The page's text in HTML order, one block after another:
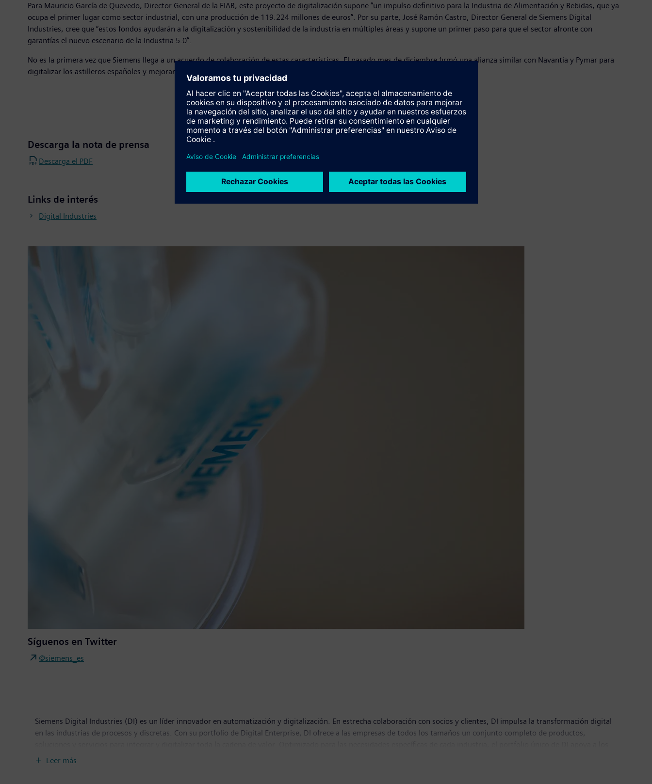
Para Mauricio García de Quevedo, Director General de la FIAB, este proyecto de digitalización supone “un impulso definitivo para la Industria de Alimentación y Bebidas, que ya
ocupa el primer lugar como sector industrial, con una producción de 119.224 millones de euros”. Por su parte, José Ramón Castro, Director General de Siemens Digital
Industries, cree que “estos fondos ayudarán a la digitalización y sostenibilidad de la industria en múltiples áreas y supone un primer paso para que el sector afronte con
garantías el nuevo escenario de la Industria 5.0”.
No es la primera vez que Siemens llega a un acuerdo de colaboración de estas características. El pasado mes de diciembre firmó una alianza similar con Navantia y Pymar para
digitalizar los astilleros españoles y mejorar su productividad hasta en un 25% durante los próximos años.
Descarga la nota de prensa
Descarga el PDF
Links de interés
Digital Industries
Síguenos en Twitter
@siemens_es
Siemens Digital Industries (DI) es un líder innovador en automatización y digitalización. En estrecha colaboración con socios y clientes, DI impulsa la transformación digital
en las industrias de procesos y discretas. Con su portfolio de Digital Enterprise, DI ofrece a las empresas de todos los tamaños un conjunto completo de productos,
clientes para lograr una mayor productividad y flexibilidad. DI añade constantemente innovaciones a su portfolio para integrar las tecnologías de vanguardia del futuro.
Leer más